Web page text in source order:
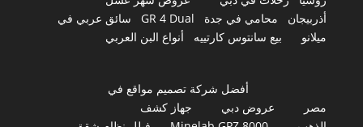
أذربيجان
محامي في جدة GR 4 Dual
سائق عربي في
ميلانو
بيع سانتوس كارتييه أنواع البن العربي
أفضل شركة تصميم مواقع في
مصر
عروض دبي
جهاز كشف